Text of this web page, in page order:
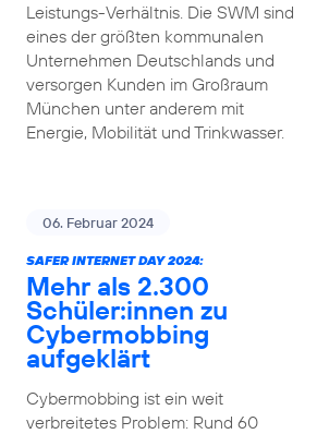
Leistungs-Verhältnis. Die SWM sind
eines der größten kommunalen
Unternehmen Deutschlands und
versorgen Kunden im Großraum
München unter anderem mit
Energie, Mobilität und Trinkwasser.
06. Februar 2024
SAFER INTERNET DAY 2024:
Mehr als 2.300
Schüler:innen zu
Cybermobbing
aufgeklärt
Cybermobbing ist ein weit
verbreitetes Problem: Rund 60